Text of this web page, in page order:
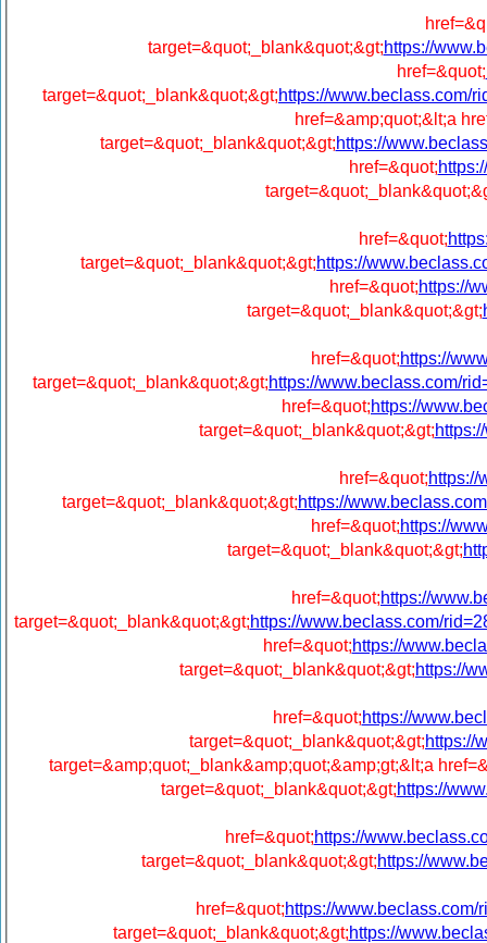
target=&quot;_blank&quot;&gt;https://
href=&quot;
target=&quot;_blank&quot;&gt;https://www.beclass.com/
href=&amp;quot;&lt;a
target=&quot;_blank&quot;&gt;https://
href=&quot;
href=&quot;
target=&quot;_blank&quot;&gt;https://
href=&quot;https://
target=&quot;_blank&quot;&gt;
href=&quot;https://
target=&quot;_blank&quot;&gt;https://www.beclass.com/
href=&quot;https://
target=&quot;_blank&quot;&gt;
href=&quot;https://
target=&quot;_blank&quot;&gt;https://
href=&quot;https://
target=&quot;_blank&quot;&gt;
href=&quot;https://
target=&quot;_blank&quot;&gt;https://www.beclass.com/
href=&quot;https://
target=&quot;_blank&quot;&gt;https://
href=&quot;https://
target=&quot;_blank&quot;&gt;https://
target=&amp;quot;_blank&amp;quot;&amp;gt;&lt;a
target=&quot;_blank&quot;&gt;https://
href=&quot;https://
target=&quot;_blank&quot;&gt;https://
href=&quot;https://
target=&quot;_blank&quot;&gt;https://